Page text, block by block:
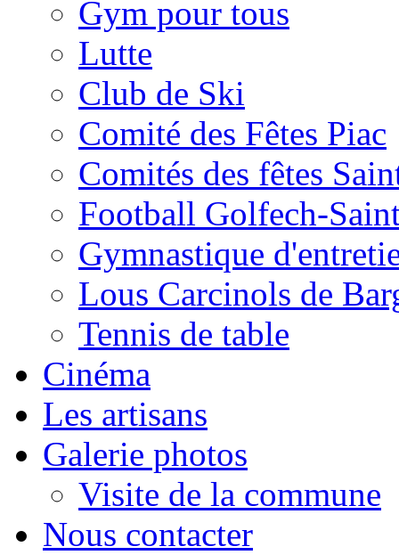
Gym pour tous
Lutte
Club de Ski
Comité des Fêtes Piac
Comités des fêtes
Football Golfech-
Gymnastique
Lous Carcinols de
Tennis de table
Cinéma
Les artisans
Galerie photos
Visite de la commune
Nous contacter